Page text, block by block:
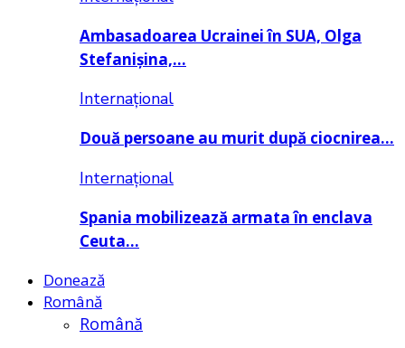
Ambasadoarea Ucrainei în SUA, Olga
Stefanișina,…
Internațional
Două persoane au murit după ciocnirea…
Internațional
Spania mobilizează armata în enclava
Ceuta…
Donează
Română
Română